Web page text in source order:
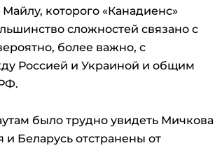
которого «Канадиенс»
сложностей связано с
более важно, с
Россией и Украиной и общим
было трудно увидеть Мичкова
Беларусь отстранены от